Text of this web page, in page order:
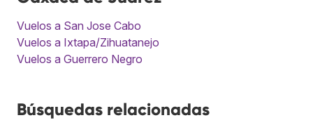
Vuelos a San Jose Cabo
Vuelos a Ixtapa/Zihuatanejo
Vuelos a Guerrero Negro
Búsquedas relacionadas